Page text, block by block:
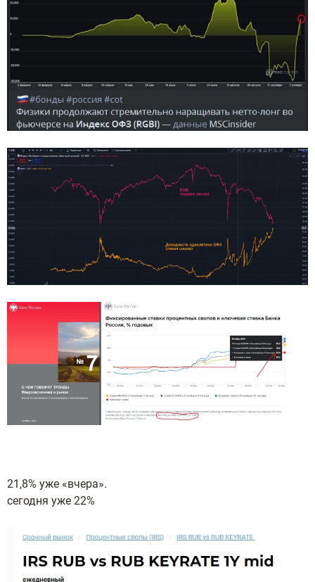
21,8% уже «вчера».
сегодня уже 22%